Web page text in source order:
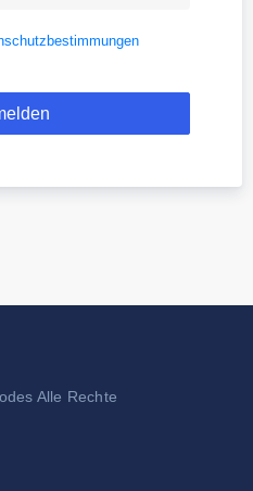
Alle Rechte